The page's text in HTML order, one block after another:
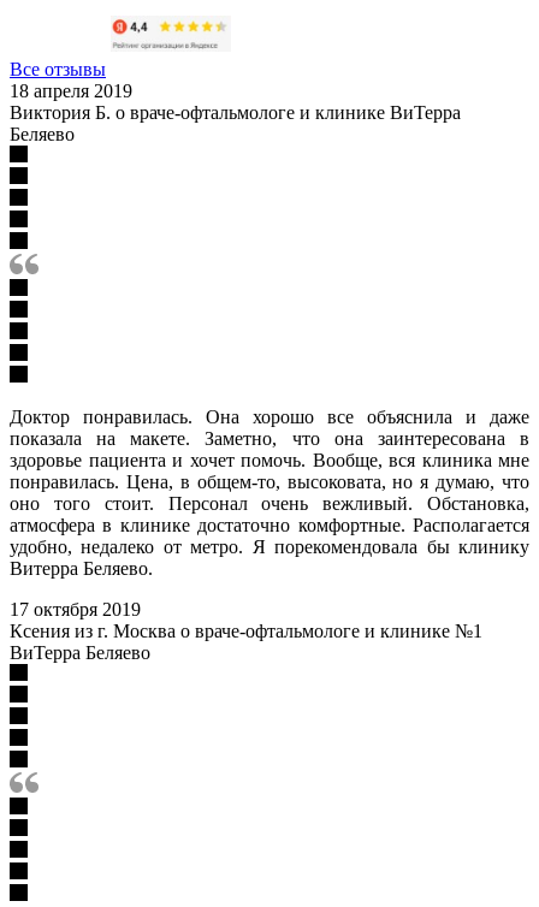
Все отзывы
18 апреля 2019
Виктория Б. о враче-офтальмологе и клинике ВиТерра
Беляево
Доктор понравилась. Она хорошо все объяснила и даже
показала на макете. Заметно, что она заинтересована в
здоровье пациента и хочет помочь. Вообще, вся клиника мне
понравилась. Цена, в общем-то, высоковата, но я думаю, что
оно того стоит. Персонал очень вежливый. Обстановка,
атмосфера в клинике достаточно комфортные. Располагается
удобно, недалеко от метро. Я порекомендовала бы клинику
Витерра Беляево.
17 октября 2019
Ксения из г. Москва о враче-офтальмологе и клинике №1
ВиТерра Беляево